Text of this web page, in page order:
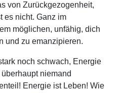
von Zurückgezogenheit,
es nicht. Ganz im
möglichen, unfähig, dich
und zu emanzipieren.
noch schwach, Energie
niemand
Energie ist Leben! Wie